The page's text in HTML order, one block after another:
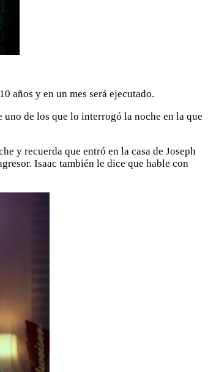
años y en un mes será ejecutado.
de los que lo interrogó la noche en la que
y recuerda que entró en la casa de Joseph
Isaac también le dice que hable con